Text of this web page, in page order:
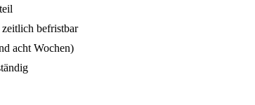
zeitlich befristbar
acht Wochen)